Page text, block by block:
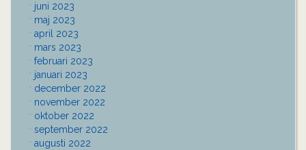
juni 2023
maj 2023
april 2023
mars 2023
februari 2023
januari 2023
december 2022
november 2022
oktober 2022
september 2022
augusti 2022